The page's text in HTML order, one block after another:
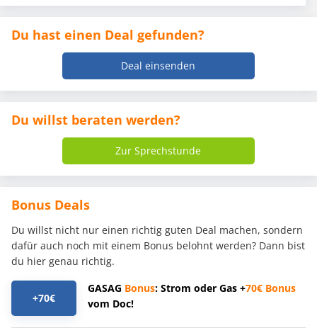
Du hast einen Deal gefunden?
Deal einsenden
Du willst beraten werden?
Zur Sprechstunde
Bonus Deals
Du willst nicht nur einen richtig guten Deal machen, sondern
dafür auch noch mit einem Bonus belohnt werden? Dann bist
du hier genau richtig.
+70€
GASAG Bonus: Strom oder Gas +70€ Bonus
vom Doc!